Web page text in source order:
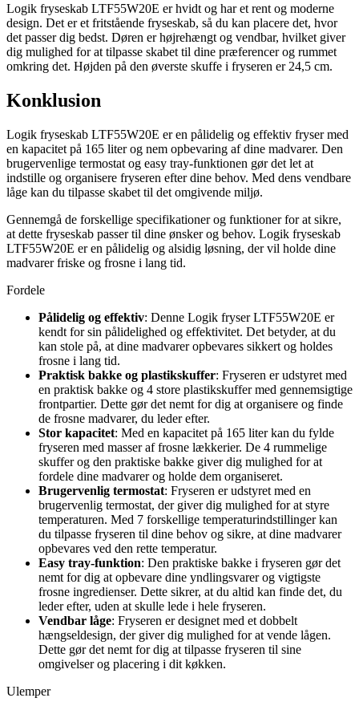
Logik fryseskab LTF55W20E er hvidt og har et rent og moderne
design. Det er et fritstående fryseskab, så du kan placere det, hvor
det passer dig bedst. Døren er højrehængt og vendbar, hvilket giver
dig mulighed for at tilpasse skabet til dine præferencer og rummet
omkring det. Højden på den øverste skuffe i fryseren er 24,5 cm.
Konklusion
Logik fryseskab LTF55W20E er en pålidelig og effektiv fryser med
en kapacitet på 165 liter og nem opbevaring af dine madvarer. Den
brugervenlige termostat og easy tray-funktionen gør det let at
indstille og organisere fryseren efter dine behov. Med dens vendbare
låge kan du tilpasse skabet til det omgivende miljø.
Gennemgå de forskellige specifikationer og funktioner for at sikre,
at dette fryseskab passer til dine ønsker og behov. Logik fryseskab
LTF55W20E er en pålidelig og alsidig løsning, der vil holde dine
madvarer friske og frosne i lang tid.
Fordele
Pålidelig og effektiv: Denne Logik fryser LTF55W20E er
kendt for sin pålidelighed og effektivitet. Det betyder, at du
kan stole på, at dine madvarer opbevares sikkert og holdes
frosne i lang tid.
Praktisk bakke og plastikskuffer: Fryseren er udstyret med
en praktisk bakke og 4 store plastikskuffer med gennemsigtige
frontpartier. Dette gør det nemt for dig at organisere og finde
de frosne madvarer, du leder efter.
Stor kapacitet: Med en kapacitet på 165 liter kan du fylde
fryseren med masser af frosne lækkerier. De 4 rummelige
skuffer og den praktiske bakke giver dig mulighed for at
fordele dine madvarer og holde dem organiseret.
Brugervenlig termostat: Fryseren er udstyret med en
brugervenlig termostat, der giver dig mulighed for at styre
temperaturen. Med 7 forskellige temperaturindstillinger kan
du tilpasse fryseren til dine behov og sikre, at dine madvarer
opbevares ved den rette temperatur.
Easy tray-funktion: Den praktiske bakke i fryseren gør det
nemt for dig at opbevare dine yndlingsvarer og vigtigste
frosne ingredienser. Dette sikrer, at du altid kan finde det, du
leder efter, uden at skulle lede i hele fryseren.
Vendbar låge: Fryseren er designet med et dobbelt
hængseldesign, der giver dig mulighed for at vende lågen.
Dette gør det nemt for dig at tilpasse fryseren til sine
omgivelser og placering i dit køkken.
Ulemper